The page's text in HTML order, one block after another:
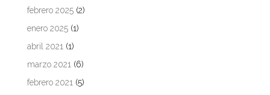
febrero 2025(2)
enero 2025(1)
abril 2021 (1)
marzo 2021 (6)
febrero 2021 (5)